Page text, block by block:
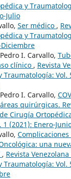
y
Julio
Ser médico ,
y
Diciembre
I. Carvallo,
clínico , Revista
Traumatología: Vol.
I. Carvallo,
quirúrgicas.
Cirugía
1 (2021): Enero-
una
, Revista
Traumatología: Vol.